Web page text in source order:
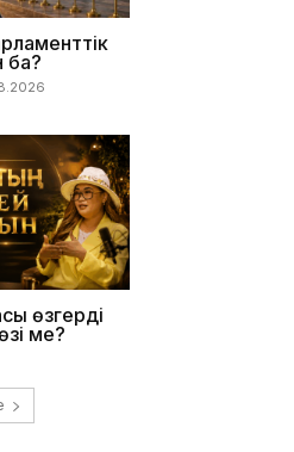
ба?
өзгерді
ме?